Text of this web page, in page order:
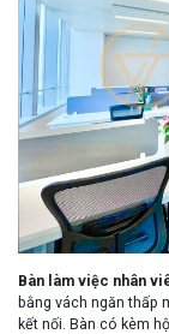
Bàn làm việc nhân
bằng vách ngăn thấp
kết nối. Bàn có kèm